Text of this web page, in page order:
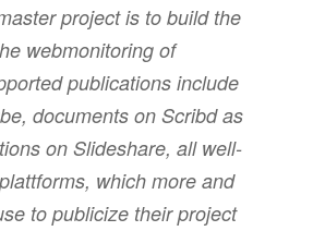
project is to build the
webmonitoring of
publications include
documents on Scribd as
on Slideshare, all well-
which more and
to publicize their project